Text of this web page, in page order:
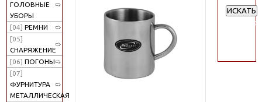
ГОЛОВНЫЕ
УБОРЫ
[04] РЕМНИ
[05]
СНАРЯЖЕНИЕ
[06] ПОГОНЫ
[07]
ФУРНИТУРА
МЕТАЛЛИЧЕСКАЯ
ИСКАТЬ